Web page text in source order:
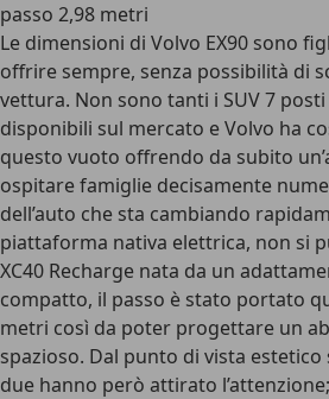
passo 2,98 metri
Le dimensioni di Volvo EX90 sono
offrire sempre, senza possibilità di
vettura. Non sono tanti i SUV 7
disponibili sul mercato e Volvo ha
questo vuoto offrendo da subito
ospitare famiglie decisamente
dell’auto che sta cambiando
piattaforma nativa elettrica, non si
XC40 Recharge nata da un
compatto, il passo è stato portato
metri così da poter progettare un
spazioso. Dal punto di vista
due hanno però attirato